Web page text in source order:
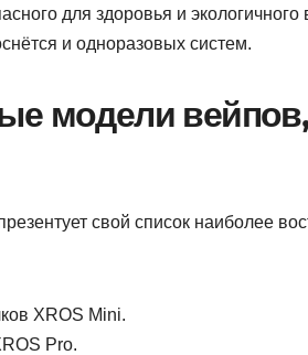
для здоровья и
и одноразовых систем.
модели
свой список наиболее
XROS Mini.
Pro.